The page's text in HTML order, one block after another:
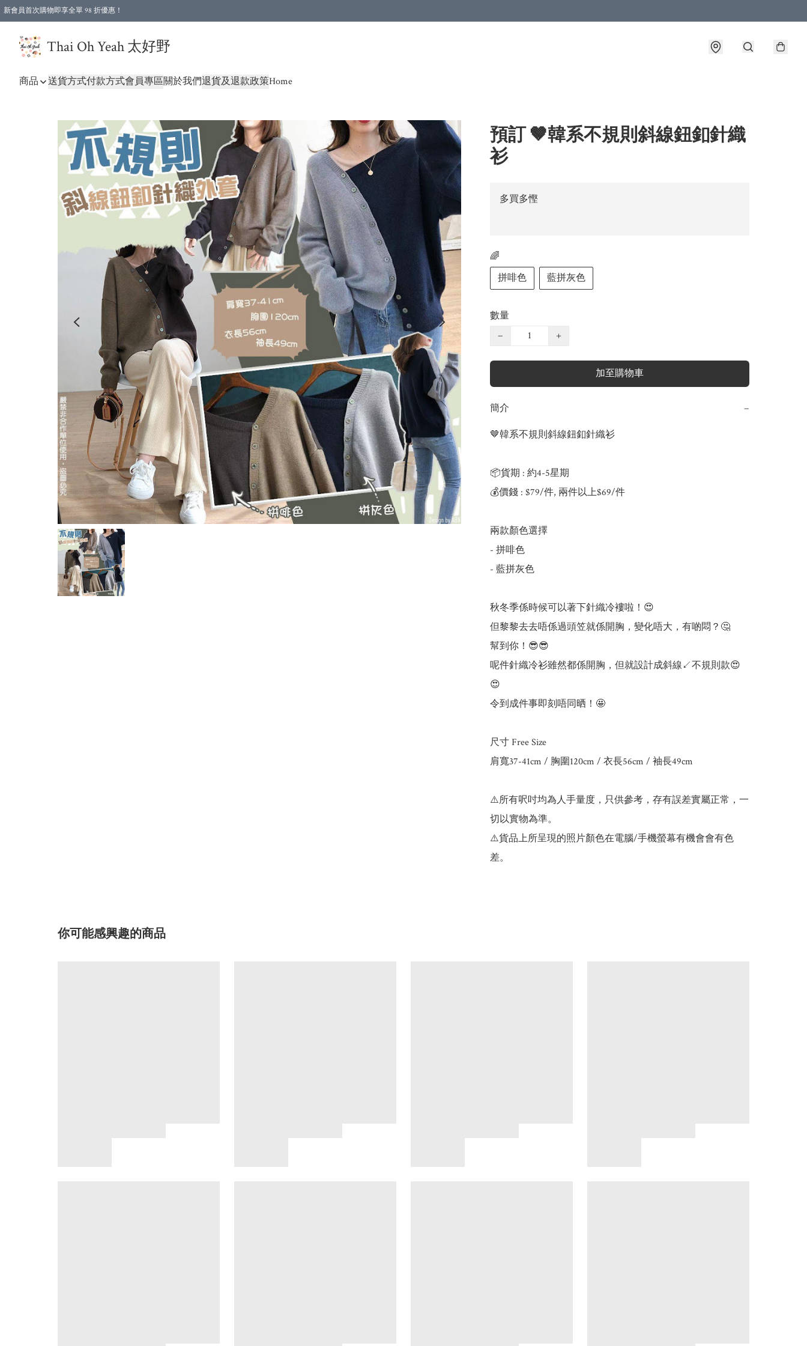
新會員首次購物即享全單 98 折優惠！
Thai Oh Yeah 太好野
商品 送貨方式付款方式會員專區關於我們退貨及退款政策Home
預訂 🤎韓系不規則斜線鈕釦針織
衫
多買多慳
🌈
拼啡色
藍拼灰色
數量
−
+
加至購物車
簡介 −
🤎韓系不規則斜線鈕釦針織衫
📦貨期 : 約4-5星期
💰價錢 : $79/件, 兩件以上$69/件
兩款顏色選擇
- 拼啡色
- 藍拼灰色
秋冬季係時候可以著下針織冷褸啦！😍
但黎黎去去唔係過頭笠就係開胸，變化唔大，有啲悶？🤔
幫到你！😎😎
呢件針織冷衫雖然都係開胸，但就設計成斜線↙️不規則款😍
😍
令到成件事即刻唔同晒！🤩
尺寸 Free Size
肩寬37-41cm / 胸圍120cm / 衣長56cm / 袖長49cm
⚠️所有呎吋均為人手量度，只供參考，存有誤差實屬正常，一
切以實物為準。
⚠️貨品上所呈現的照片顏色在電腦/手機螢幕有機會會有色
差。
你可能感興趣的商品